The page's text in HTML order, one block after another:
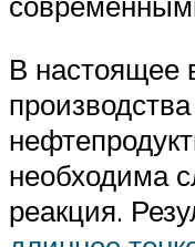
В настоящее
необходима
реакция.